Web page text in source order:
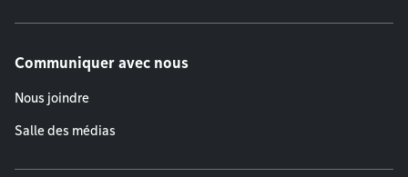
Communiquer avec nous
Nous joindre
Salle des médias